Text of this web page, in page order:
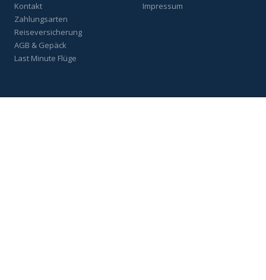
Kontakt
Zahlungsarten
Reiseversicherung
AGB & Gepäck
Last Minute Flüge
Impressum